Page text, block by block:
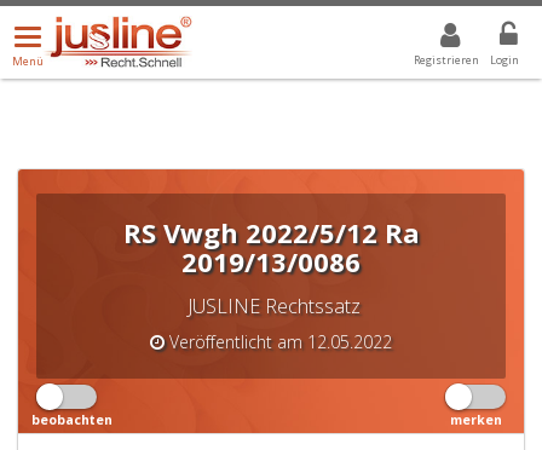
Registrieren Login
Menü
öffnen/schließen
Menü
ALLE DROPDOWN: GEWÄHLTER WERT IST ALLE
RS Vwgh 2022/5/12 Ra
2019/13/0086
JUSLINE Rechtssatz
Veröffentlicht am 12.05.2022
beobachten merken